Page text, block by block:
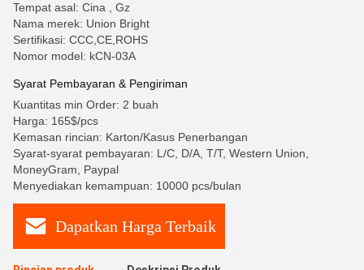
Tempat asal: Cina , Gz
Nama merek: Union Bright
Sertifikasi: CCC,CE,ROHS
Nomor model: kCN-03A
Syarat Pembayaran & Pengiriman
Kuantitas min Order: 2 buah
Harga: 165$/pcs
Kemasan rincian: Karton/Kasus Penerbangan
Syarat-syarat pembayaran: L/C, D/A, T/T, Western Union,
MoneyGram, Paypal
Menyediakan kemampuan: 10000 pcs/bulan
Dapatkan Harga Terbaik